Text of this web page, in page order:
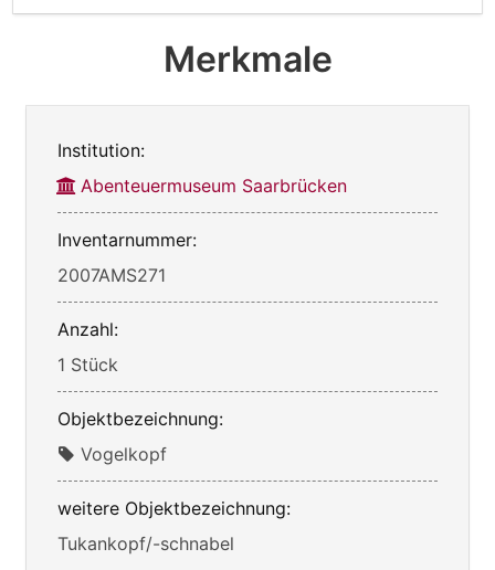
Merkmale
Institution:
Abenteuermuseum Saarbrücken
Inventarnummer:
2007AMS271
Anzahl:
1 Stück
Objektbezeichnung:
Vogelkopf
weitere Objektbezeichnung:
Tukankopf/-schnabel